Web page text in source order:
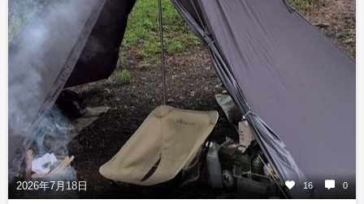
2026年7月18日 16 0